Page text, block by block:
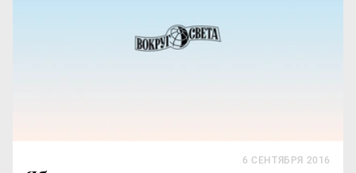
6 СЕНТЯБРЯ 2016